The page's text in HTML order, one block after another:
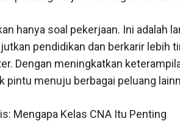
hanya soal pekerjaan. Ini adalah
pendidikan dan berkarir lebih
Dengan meningkatkan
pintu menuju berbagai peluang
Mengapa Kelas CNA Itu Penting